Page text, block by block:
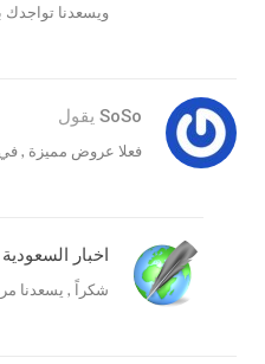
ويسعدنا تواجدك
SoSo يقول
فعلا عروض مميزة ,
اخبار
شكراً , يسعدنا